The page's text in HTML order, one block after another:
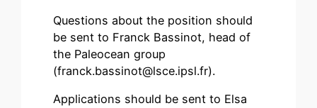
Questions about the position should
be sent to Franck Bassinot, head of
the Paleocean group
(franck.bassinot@lsce.ipsl.fr).
Applications should be sent to Elsa